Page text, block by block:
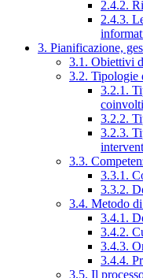
2.4.2.
2.4.3.
3. Pianificazione,
3.1. Obiettivi
3.2. Tipologie
3.2.1.
3.2.2.
3.2.3.
3.3.
3.3.1.
3.3.2.
3.4. Metodo
3.4.1.
3.4.2.
3.4.3.
3.4.4.
3.5. Il